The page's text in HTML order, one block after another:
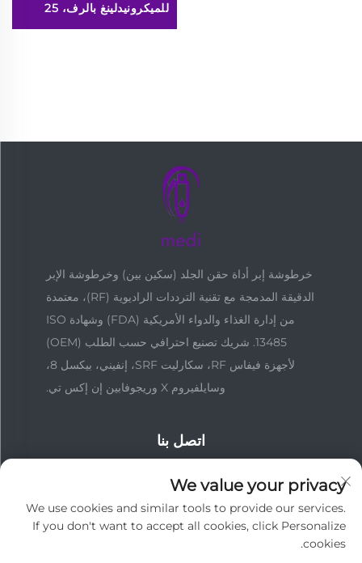
للميكرونيدلينغ بالرف، 25
دبوسًا
خرطوشة إبر أداة حقن الجلد (سكين بين) وخرطوشة الإبر
الدقيقة المدمجة مع تقنية الترددات الراديوية (RF)، معتمدة
من إدارة الغذاء والدواء الأمريكية (FDA) وشهادة ISO
13485. شريك تصنيع احترافي حسب الطلب (OEM)
لأجهزة فيفاس RF، سكارليت SRF، إنفيني، بيكسل 8،
وسايلفيروم X وريجوفابين إن إكس تي.
اتصل بنا
+86-18127955667
We value your privacy
We use cookies and similar tools to provide our services.
If you don't want to accept all cookies, click Personalize
cookies.